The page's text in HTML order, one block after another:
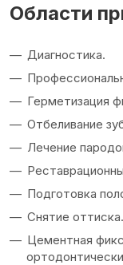
Области
Диагностика.
Герметизация
Отбеливание
Лечение
Подготовка
Снятие оттиска.
Цементная